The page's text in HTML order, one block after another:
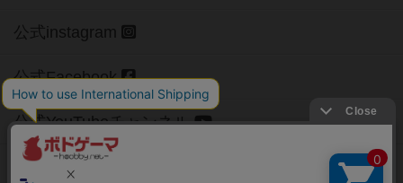
公式instagram
公式Facebook
公式YouTubeチャンネル